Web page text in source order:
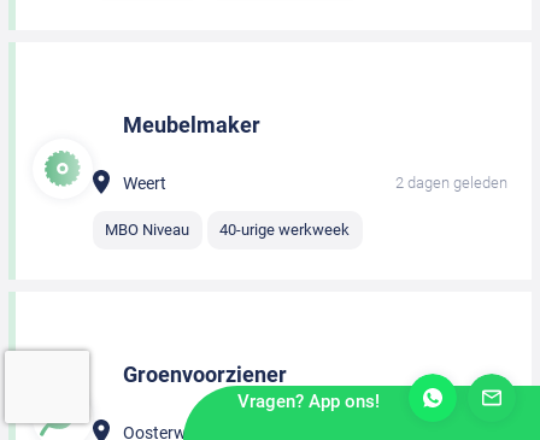
Meubelmaker
Weert 2 dagen geleden
MBO Niveau 40-urige werkweek
Groenvoorziener
Oosterwolde
Vragen? App ons!